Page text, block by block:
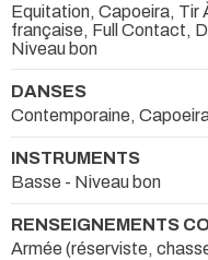
Equitation, Capoeira, Tir
française, Full Contact,
Niveau bon
DANSES
Contemporaine,
INSTRUMENTS
Basse - Niveau bon
RENSEIGNEMENTS
Armée (réserviste,